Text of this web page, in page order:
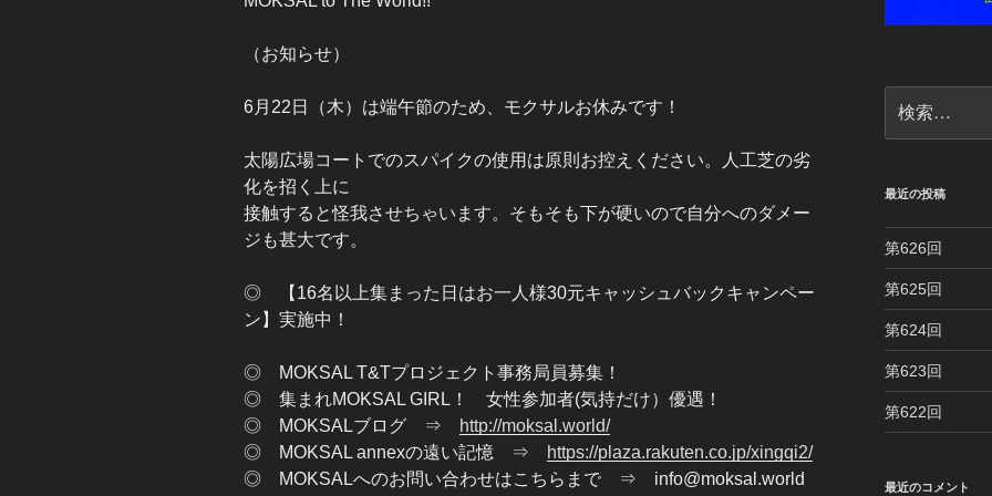
（お知らせ）
6月22日（木）は端午節のため、モクサルお休みです！
太陽広場コートでのスパイクの使用は原則お控えください。人工芝の劣
化を招く上に
接触すると怪我させちゃいます。そもそも下が硬いので自分へのダメー
ジも甚大です。
◎ 【16名以上集まった日はお一人様30元キャッシュバックキャンペー
ン】実施中！
◎ MOKSAL T&Tプロジェクト事務局員募集！
◎ 集まれMOKSAL GIRL！ 女性参加者(気持だけ）優遇！
◎ MOKSALブログ ⇒
http://moksal.world/
◎ MOKSAL annexの遠い記憶 ⇒
https://plaza.rakuten.co.jp/xingqi2/
◎ MOKSALへのお問い合わせはこちらまで ⇒ info@moksal.world
索:
最近の投稿
第626回
第625回
第624回
第623回
第622回
最近のコメント